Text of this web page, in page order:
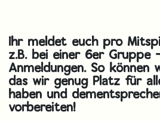
Ihr meldet euch pro
z.B. bei einer 6er Gruppe
Anmeldungen. So können
das wir genug Platz für
haben und
vorbereiten!